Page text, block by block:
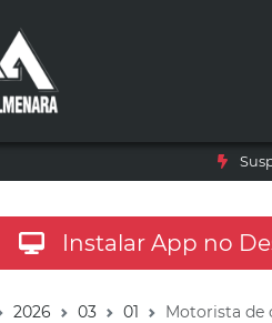
Instalar App no
2026 03 01 Motorista de